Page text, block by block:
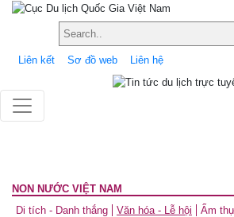
Liên kết Sơ đồ web Liên hệ
NON NƯỚC VIỆT NAM
Di tích - Danh thắng
Văn hóa - Lễ hội Ẩm